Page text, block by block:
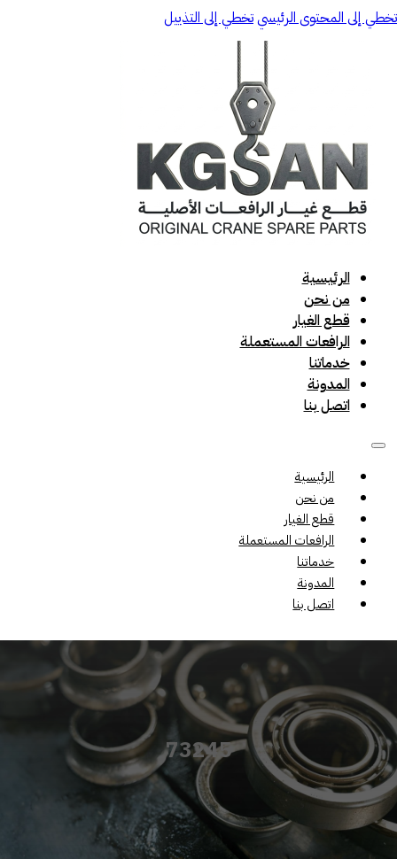
تخطي إلى المحتوى الرئيسيتخطي إلى التذييل
الرئيسية
من نحن
قطع الغيار
الرافعات المستعملة
خدماتنا
المدونة
اتصل بنا
الرئيسية
من نحن
قطع الغيار
الرافعات المستعملة
خدماتنا
المدونة
اتصل بنا
73245